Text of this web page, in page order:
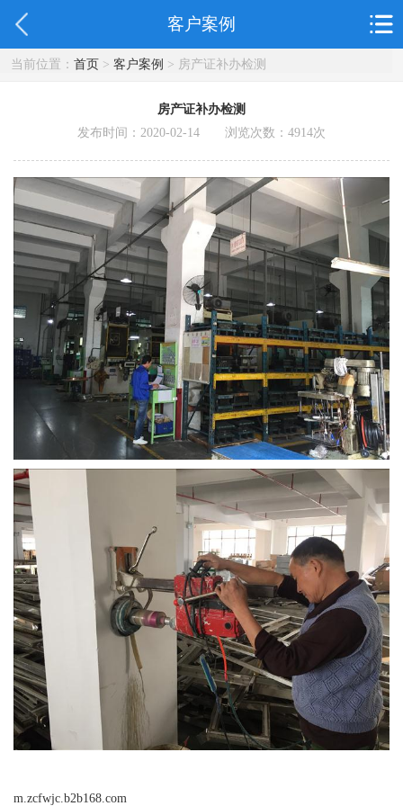
客户案例
当前位置： 首页> 客户案例 > 房产证补办检测
房产证补办检测
发布时间：2020-02-14 浏览次数： 4914次
m.zcfwjc.b2b168.com